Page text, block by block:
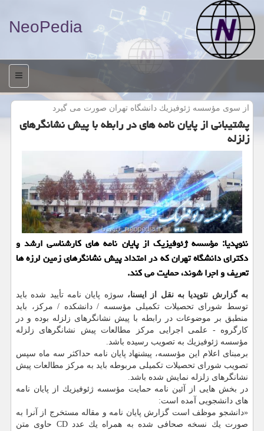
NeoPedia
منو
از سوی مؤسسه ژئوفیزیك دانشگاه تهران صورت می گیرد
پشتیبانی از پایان نامه های در رابطه با پیش نشانگرهای
زلزله
نئوپدیا: مؤسسه ژئوفیزیك از پایان نامه های كارشناسی ارشد و
دكترای دانشگاه تهران كه در امتداد پیش نشانگرهای زمین لرزه ها
تعریف و اجرا شوند، حمایت می كند.
به گزارش نئوپدیا به نقل از ایسنا، سوژه پایان نامه تأیید شده باید
توسط شورای تحصیلات تكمیلی مؤسسه / دانشكده / مركز، باید
منطبق بر موضوعات در رابطه با پیش نشانگرهای زلزله بوده و در
كارگروه - علمی اجرایی مركز مطالعات پیش نشانگرهای زلزله
مؤسسه ژئوفیزیك به تصویب رسیده باشد.
برمبنای اعلام این مؤسسه، پیشنهاد پایان نامه حداكثر سه ماه سپس
تصویب شورای تحصیلات تكمیلی مربوطه باید به مركز مطالعات پیش
نشانگرهای زلزله نمایش شده باشد.
در بخش هایی از آئین نامه حمایت مؤسسه ژئوفیزیك از پایان نامه
های دانشجویی آمده است:
«دانشجو موظف است گزارش پایان نامه و مقاله مستخرج از آنرا به
صورت یك نسخه صحافی شده به همراه یك عدد CD حاوی متن